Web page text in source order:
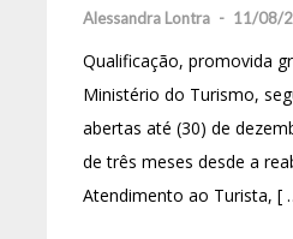
Alessandra Lontra - 11/08/
Qualificação, promovida
Ministério do Turismo,
abertas até (30) de
de três meses desde a
Atendimento ao Turista, [